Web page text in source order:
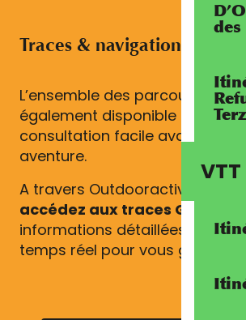
VTT
Traces & navigation
L’ensemble des parcours
également disponible en ligne,
consultation facile avant et
aventure.
A travers Outdooractive et
accédez aux traces GPX
informations détaillées et
temps réel pour vous guider